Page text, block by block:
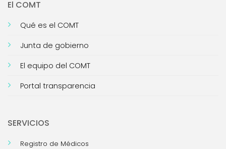
El COMT
Qué es el COMT
Junta de gobierno
El equipo del COMT
Portal transparencia
SERVICIOS
Registro de Médicos